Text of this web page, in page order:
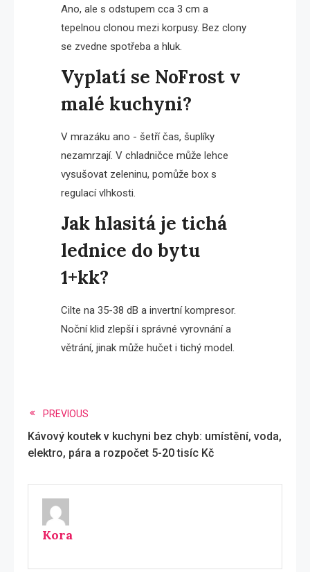
Ano, ale s odstupem cca 3 cm a
tepelnou clonou mezi korpusy. Bez clony
se zvedne spotřeba a hluk.
Vyplatí se NoFrost v
malé kuchyni?
V mrazáku ano - šetří čas, šuplíky
nezamrzají. V chladničce může lehce
vysušovat zeleninu, pomůže box s
regulací vlhkosti.
Jak hlasitá je tichá
lednice do bytu
1+kk?
Cilte na 35-38 dB a invertní kompresor.
Noční klid zlepší i správné vyrovnání a
větrání, jinak může hučet i tichý model.
Read
more
PREVIOUS
Kávový koutek v kuchyni bez chyb: umístění, voda,
elektro, pára a rozpočet 5-20 tisíc Kč
Kora